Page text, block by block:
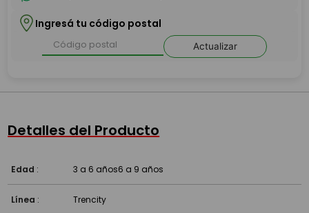
Ingresá tu código postal
Actualizar
Detalles del Producto
Edad : 3 a 6 años6 a 9 años
Línea : Trencity